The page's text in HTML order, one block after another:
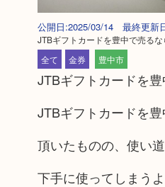
公開日:2025/03/14 最終更新
JTBギフトカードを豊中で売る
全て
金券 豊中市
JTBギフトカードを
JTBギフトカードを
頂いたものの、使い
下手に使ってしまう